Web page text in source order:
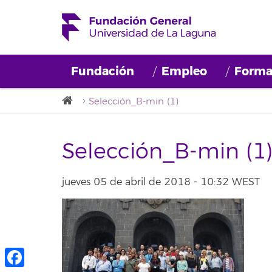
Fundación Empleo
Selección_B-min (1)
Selección_B-min (1)
jueves 05 de abril de 2018 - 10:32 WEST